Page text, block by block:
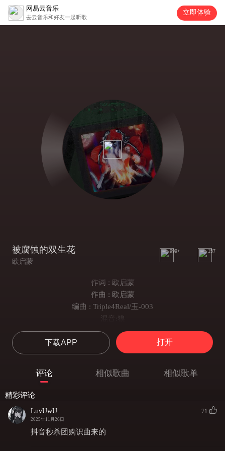
网易云音乐
去云音乐和好友一起听歌
立即体验
被腐蚀的双生花
欧启蒙
999+ 157
作词 : 欧启蒙
作曲 : 欧启蒙
编曲 : Triple4Real/玉-003
混音:狼
录音:2Star Studio
童话的爱情我听烦了
嘴说爱做法我心寒了
爱玩你就玩吧
本以为是双向奔赴却总争锋相对
下载APP 打开
评论 相似歌曲 相似歌单
精彩评论
LuvUwU
2025年11月26日
71
抖音秒杀团购识曲来的